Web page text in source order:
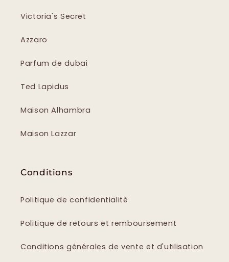
Victoria's Secret
Azzaro
Parfum de dubai
Ted Lapidus
Maison Alhambra
Maison Lazzar
Conditions
Politique de confidentialité
Politique de retours et remboursement
Conditions générales de vente et d'utilisation